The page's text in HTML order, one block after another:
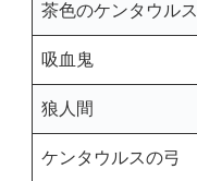
茶色のケンタウルス
吸血鬼
狼人間
ケンタウルスの弓